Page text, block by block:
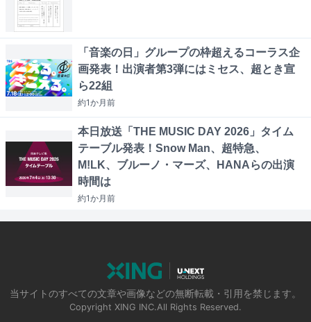
「音楽の日」グループの枠超えるコーラス企
画発表！出演者第3弾にはミセス、超とき宣
ら22組
約1か月前
本日放送「THE MUSIC DAY 2026」タイム
テーブル発表！Snow Man、超特急、
M!LK、ブルーノ・マーズ、HANAらの出演
時間は
約1か月前
当サイトのすべての文章や画像などの無断転載・引用を禁じます。
Copyright XING INC.All Rights Reserved.